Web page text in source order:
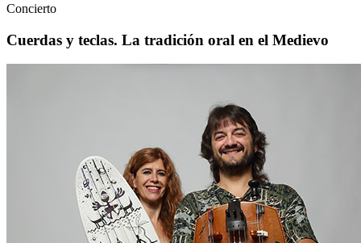
Concierto
Cuerdas y teclas. La tradición oral en el Medievo